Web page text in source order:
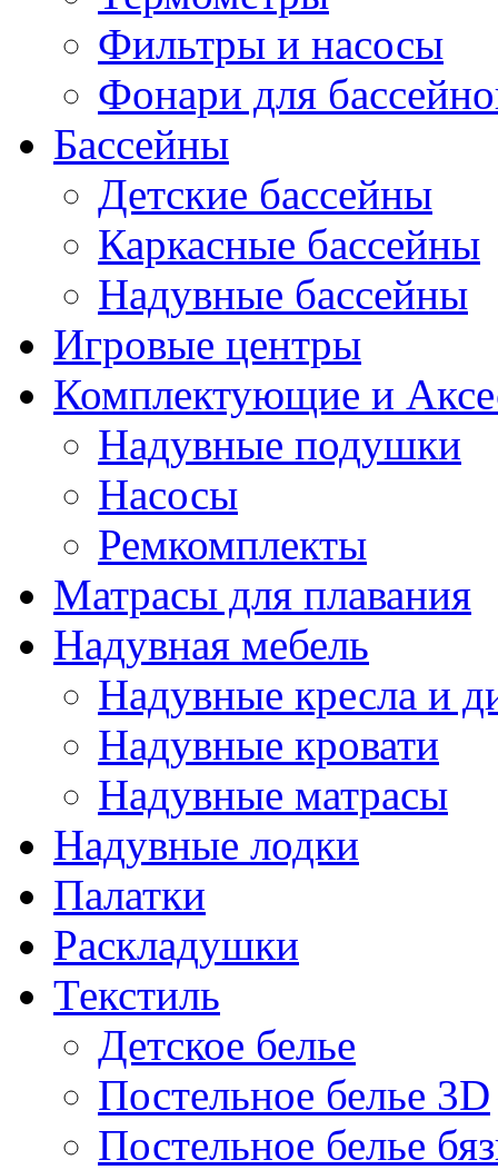
Фильтры и насосы
Фонари для
Бассейны
Детские бассейны
Каркасные бассейны
Надувные бассейны
Игровые центры
Комплектующие и
Надувные подушки
Насосы
Ремкомплекты
Матрасы для плавания
Надувная мебель
Надувные кресла и
Надувные кровати
Надувные матрасы
Надувные лодки
Палатки
Раскладушки
Текстиль
Детское белье
Постельное белье 3D
Постельное белье